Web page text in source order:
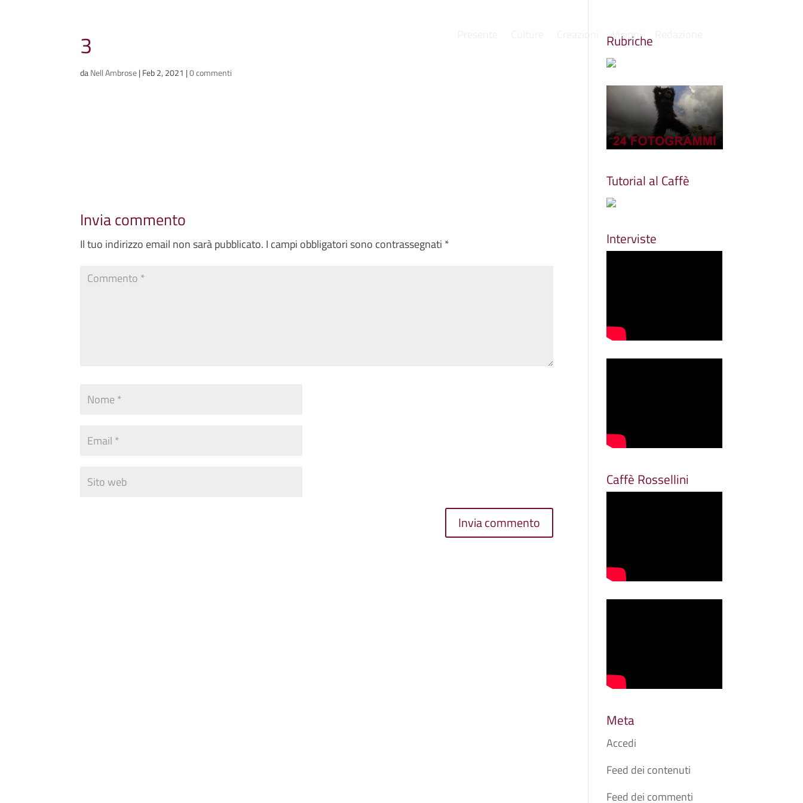
Visioni
3
daNell Ambrose|Feb 2, 2021 |0 commenti
Invia commento
Il tuo indirizzo email non sarà pubblicato. I campi obbligatori sono contrassegnati *
Rubriche
Tutorial al Caffè
Interviste
Caffè Rossellini
Meta
Accedi
Feed dei contenuti
Feed dei commenti